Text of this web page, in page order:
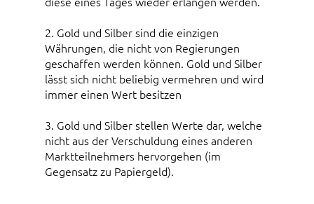
2. Gold und Silber sind die einzigen
Währungen, die nicht von Regierungen
geschaffen werden können. Gold und Silber
lässt sich nicht beliebig vermehren und wird
immer einen Wert besitzen
3. Gold und Silber stellen Werte dar, welche
nicht aus der Verschuldung eines anderen
Marktteilnehmers hervorgehen (im
Gegensatz zu Papiergeld).